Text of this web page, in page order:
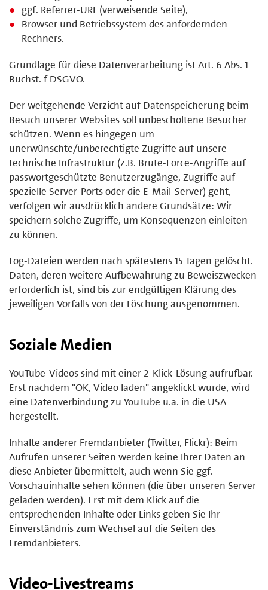
ggf. Referrer-URL (verweisende Seite),
Browser und Betriebssystem des anfordernden
Rechners.
Grundlage für diese Datenverarbeitung ist Art. 6 Abs. 1
Buchst. f DSGVO.
Der weitgehende Verzicht auf Datenspeicherung beim
Besuch unserer Websites soll unbescholtene Besucher
schützen. Wenn es hingegen um
unerwünschte/unberechtigte Zugriffe auf unsere
technische Infrastruktur (z.B. Brute-Force-Angriffe auf
passwortgeschützte Benutzerzugänge, Zugriffe auf
spezielle Server-Ports oder die E-Mail-Server) geht,
verfolgen wir ausdrücklich andere Grundsätze: Wir
speichern solche Zugriffe, um Konsequenzen einleiten
zu können.
Log-Dateien werden nach spätestens 15 Tagen gelöscht.
Daten, deren weitere Aufbewahrung zu Beweiszwecken
erforderlich ist, sind bis zur endgültigen Klärung des
jeweiligen Vorfalls von der Löschung ausgenommen.
Soziale Medien
YouTube-Videos sind mit einer 2-Klick-Lösung aufrufbar.
Erst nachdem "OK, Video laden" angeklickt wurde, wird
eine Datenverbindung zu YouTube u.a. in die USA
hergestellt.
Inhalte anderer Fremdanbieter (Twitter, Flickr): Beim
Aufrufen unserer Seiten werden keine Ihrer Daten an
diese Anbieter übermittelt, auch wenn Sie ggf.
Vorschauinhalte sehen können (die über unseren Server
geladen werden). Erst mit dem Klick auf die
entsprechenden Inhalte oder Links geben Sie Ihr
Einverständnis zum Wechsel auf die Seiten des
Fremdanbieters.
Video-Livestreams